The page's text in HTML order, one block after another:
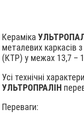
Кераміка
металевих каркасів
(КТР) у межах 13,7 –
Усі технічні
УЛЬТРОПРАЛІН
Переваги: